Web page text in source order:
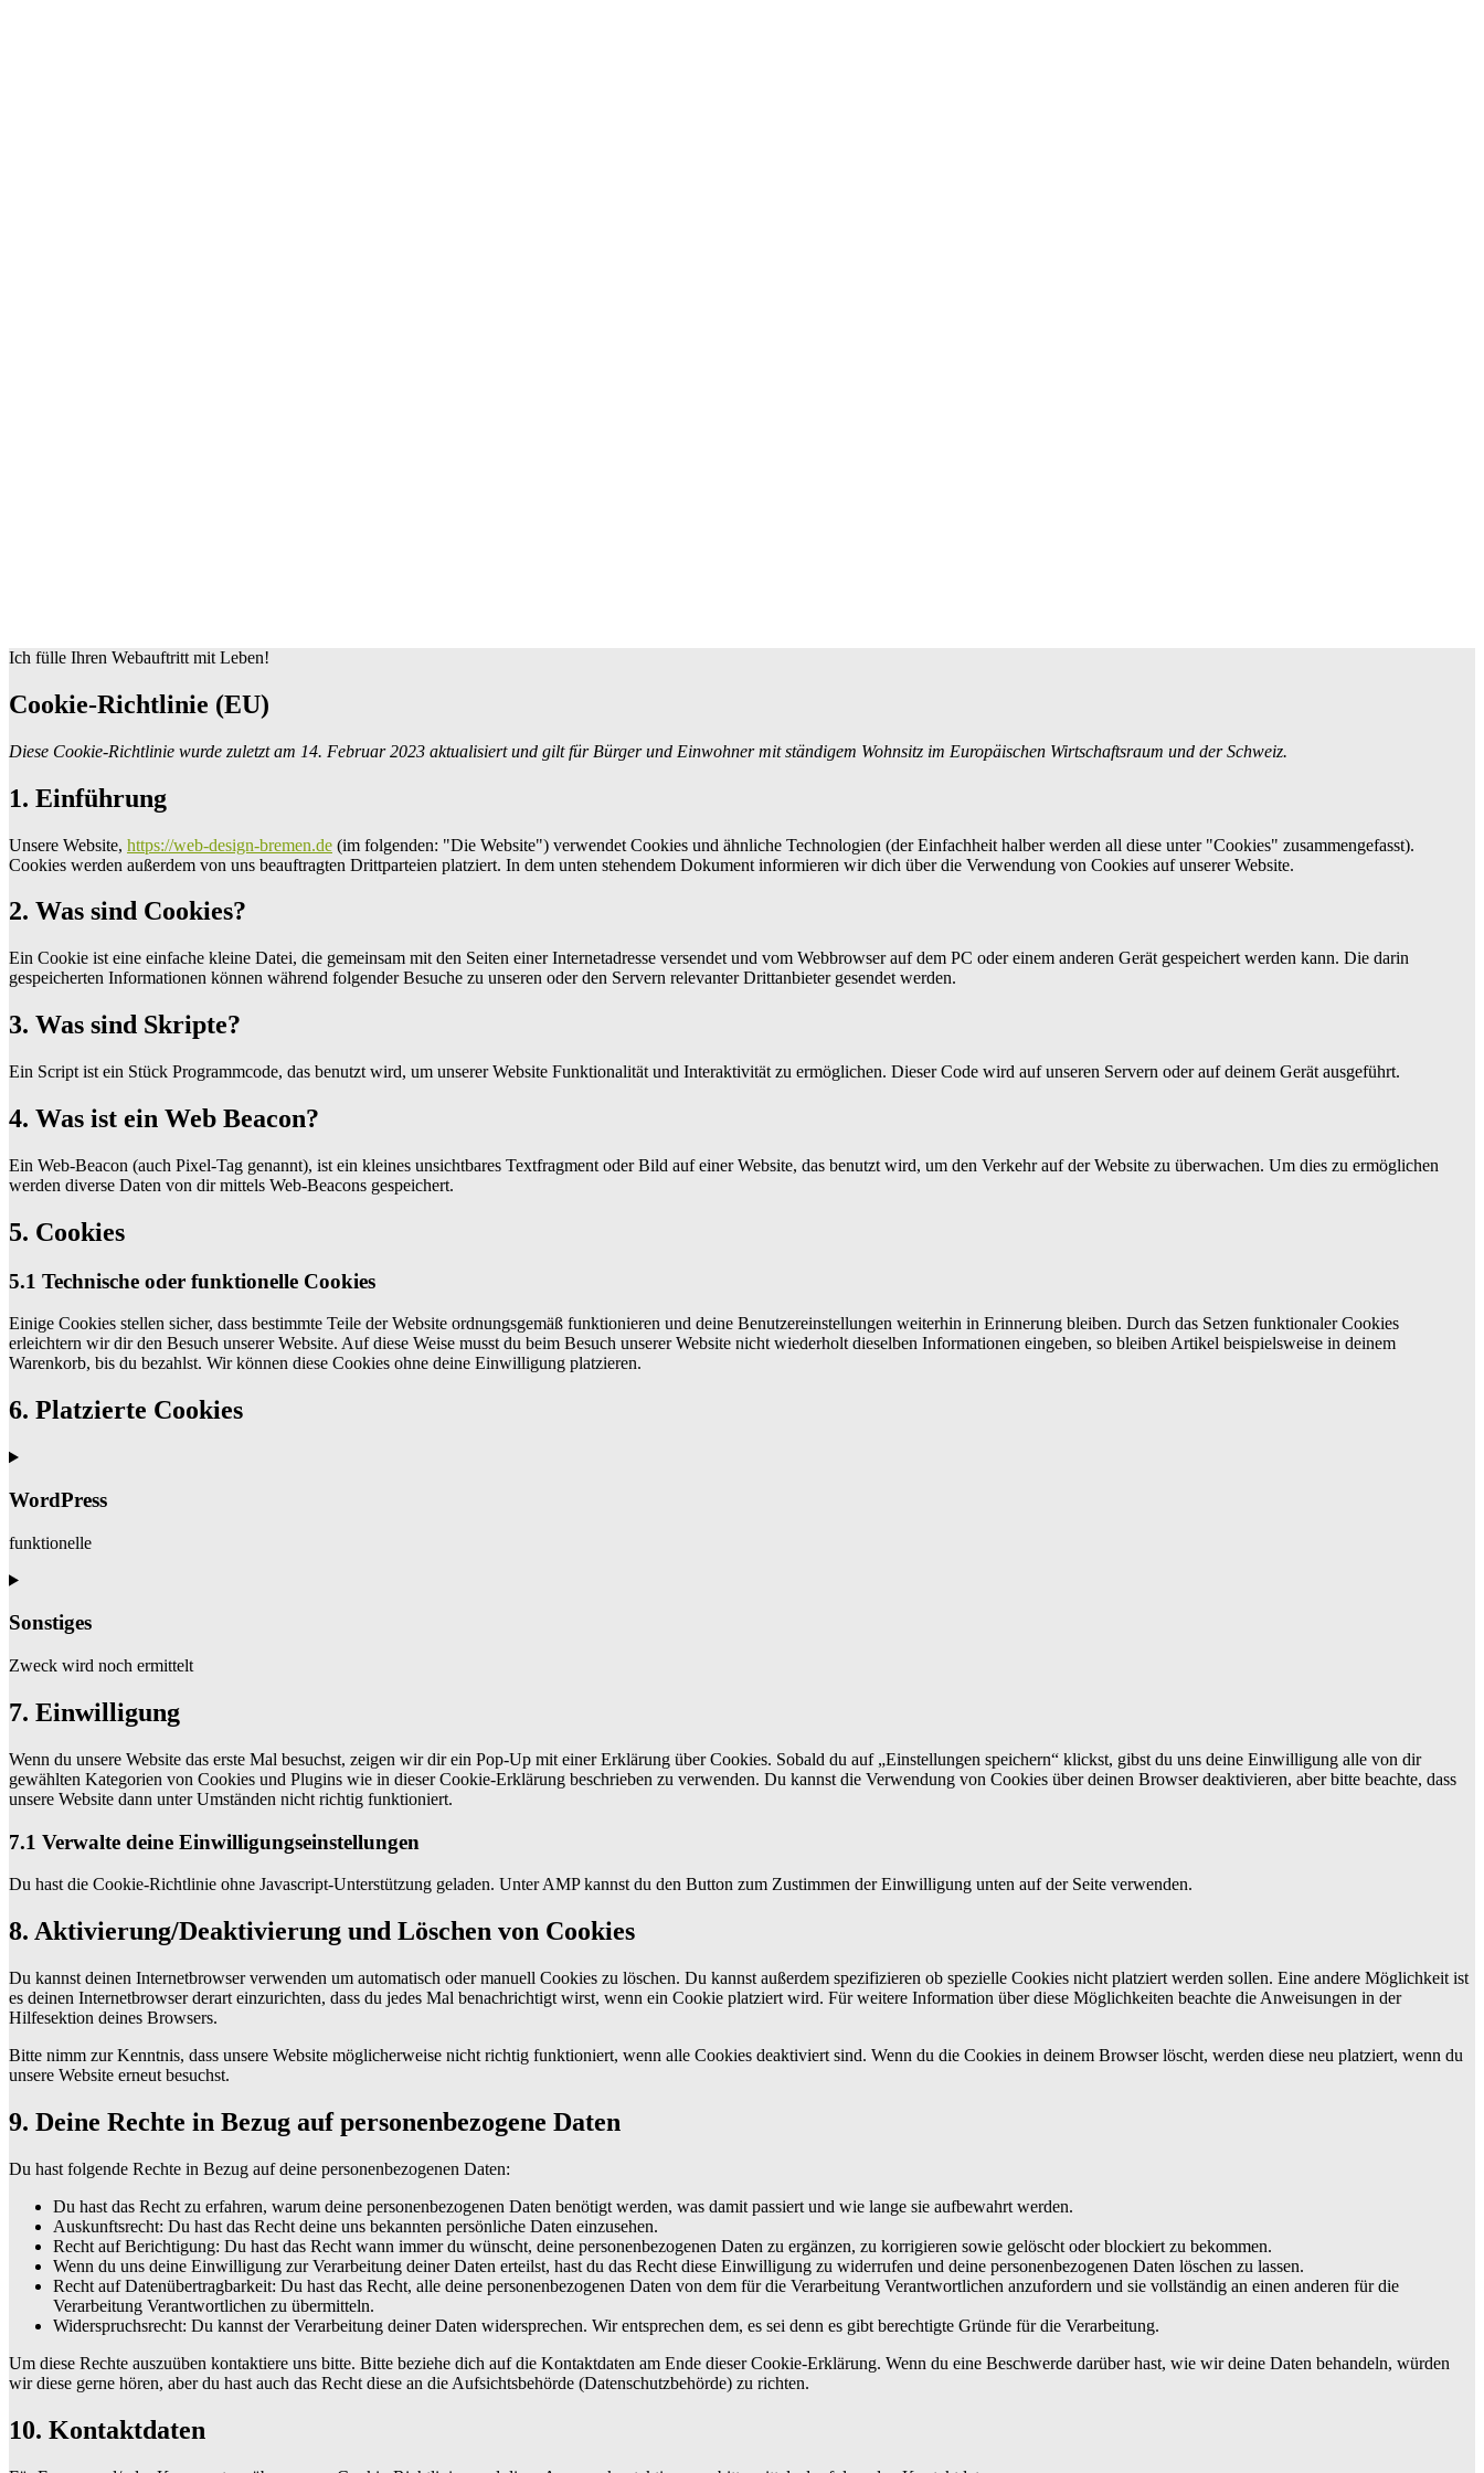
Ich fülle Ihren Webauftritt mit Leben!
Cookie-Richtlinie (EU)
Diese Cookie-Richtlinie wurde zuletzt am 14. Februar 2023 aktualisiert und gilt für Bürger und Einwohner mit ständigem Wohnsitz im Europäischen Wirtschaftsraum und der Schweiz.
1. Einführung
Unsere Website, https://web-design-bremen.de (im folgenden: "Die Website") verwendet Cookies und ähnliche Technologien (der Einfachheit halber werden all diese unter "Cookies" zusammengefasst).
Cookies werden außerdem von uns beauftragten Drittparteien platziert. In dem unten stehendem Dokument informieren wir dich über die Verwendung von Cookies auf unserer Website.
2. Was sind Cookies?
Ein Cookie ist eine einfache kleine Datei, die gemeinsam mit den Seiten einer Internetadresse versendet und vom Webbrowser auf dem PC oder einem anderen Gerät gespeichert werden kann. Die darin
gespeicherten Informationen können während folgender Besuche zu unseren oder den Servern relevanter Drittanbieter gesendet werden.
3. Was sind Skripte?
Ein Script ist ein Stück Programmcode, das benutzt wird, um unserer Website Funktionalität und Interaktivität zu ermöglichen. Dieser Code wird auf unseren Servern oder auf deinem Gerät ausgeführt.
4. Was ist ein Web Beacon?
Ein Web-Beacon (auch Pixel-Tag genannt), ist ein kleines unsichtbares Textfragment oder Bild auf einer Website, das benutzt wird, um den Verkehr auf der Website zu überwachen. Um dies zu ermöglichen
werden diverse Daten von dir mittels Web-Beacons gespeichert.
5. Cookies
5.1 Technische oder funktionelle Cookies
Einige Cookies stellen sicher, dass bestimmte Teile der Website ordnungsgemäß funktionieren und deine Benutzereinstellungen weiterhin in Erinnerung bleiben. Durch das Setzen funktionaler Cookies
erleichtern wir dir den Besuch unserer Website. Auf diese Weise musst du beim Besuch unserer Website nicht wiederholt dieselben Informationen eingeben, so bleiben Artikel beispielsweise in deinem
Warenkorb, bis du bezahlst. Wir können diese Cookies ohne deine Einwilligung platzieren.
6. Platzierte Cookies
WordPress
funktionelle
Consent
service
wordpress
Sonstiges
Zweck wird noch ermittelt
Consent
to
sonstiges
7. Einwilligung
Wenn du unsere Website das erste Mal besuchst, zeigen wir dir ein Pop-Up mit einer Erklärung über Cookies. Sobald du auf „Einstellungen speichern“ klickst, gibst du uns deine Einwilligung alle von dir
gewählten Kategorien von Cookies und Plugins wie in dieser Cookie-Erklärung beschrieben zu verwenden. Du kannst die Verwendung von Cookies über deinen Browser deaktivieren, aber bitte beachte, dass
unsere Website dann unter Umständen nicht richtig funktioniert.
7.1 Verwalte deine Einwilligungseinstellungen
Du hast die Cookie-Richtlinie ohne Javascript-Unterstützung geladen. Unter AMP kannst du den Button zum Zustimmen der Einwilligung unten auf der Seite verwenden.
8. Aktivierung/Deaktivierung und Löschen von Cookies
Du kannst deinen Internetbrowser verwenden um automatisch oder manuell Cookies zu löschen. Du kannst außerdem spezifizieren ob spezielle Cookies nicht platziert werden sollen. Eine andere Möglichkeit ist
es deinen Internetbrowser derart einzurichten, dass du jedes Mal benachrichtigt wirst, wenn ein Cookie platziert wird. Für weitere Information über diese Möglichkeiten beachte die Anweisungen in der
Hilfesektion deines Browsers.
Bitte nimm zur Kenntnis, dass unsere Website möglicherweise nicht richtig funktioniert, wenn alle Cookies deaktiviert sind. Wenn du die Cookies in deinem Browser löscht, werden diese neu platziert, wenn du
unsere Website erneut besuchst.
9. Deine Rechte in Bezug auf personenbezogene Daten
Du hast folgende Rechte in Bezug auf deine personenbezogenen Daten:
Du hast das Recht zu erfahren, warum deine personenbezogenen Daten benötigt werden, was damit passiert und wie lange sie aufbewahrt werden.
Auskunftsrecht: Du hast das Recht deine uns bekannten persönliche Daten einzusehen.
Recht auf Berichtigung: Du hast das Recht wann immer du wünscht, deine personenbezogenen Daten zu ergänzen, zu korrigieren sowie gelöscht oder blockiert zu bekommen.
Wenn du uns deine Einwilligung zur Verarbeitung deiner Daten erteilst, hast du das Recht diese Einwilligung zu widerrufen und deine personenbezogenen Daten löschen zu lassen.
Recht auf Datenübertragbarkeit: Du hast das Recht, alle deine personenbezogenen Daten von dem für die Verarbeitung Verantwortlichen anzufordern und sie vollständig an einen anderen für die
Verarbeitung Verantwortlichen zu übermitteln.
Widerspruchsrecht: Du kannst der Verarbeitung deiner Daten widersprechen. Wir entsprechen dem, es sei denn es gibt berechtigte Gründe für die Verarbeitung.
Um diese Rechte auszuüben kontaktiere uns bitte. Bitte beziehe dich auf die Kontaktdaten am Ende dieser Cookie-Erklärung. Wenn du eine Beschwerde darüber hast, wie wir deine Daten behandeln, würden
wir diese gerne hören, aber du hast auch das Recht diese an die Aufsichtsbehörde (Datenschutzbehörde) zu richten.
10. Kontaktdaten